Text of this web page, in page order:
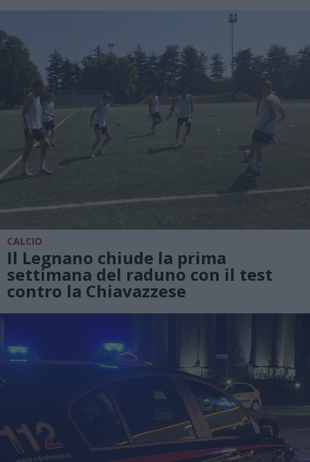
CALCIO
Il Legnano chiude la prima
settimana del raduno con il test
contro la Chiavazzese